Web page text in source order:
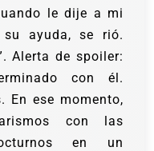
le dije a mi
su ayuda, se rió.
Alerta de spoiler:
con él.
En ese momento,
con las
en un